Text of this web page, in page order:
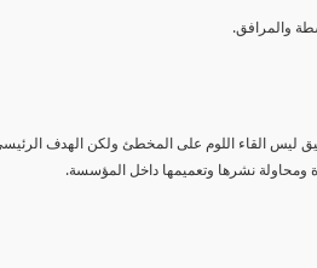
ليس القاء اللوم على المخطئ ولكن الهدف
ومحاولة نشرها وتعميمها داخل المؤسسة.